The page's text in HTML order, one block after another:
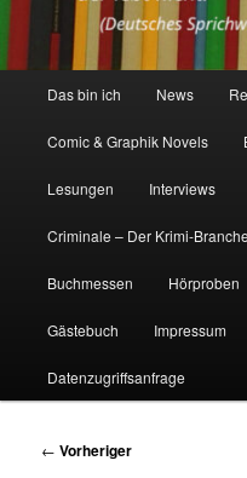
Das bin ich News
Comic & Graphik Novels
Lesungen Interviews
Criminale – Der Krimi-
Buchmessen Hörproben
Gästebuch Impressum
Datenzugriffsanfrage
Beitragsnavigation
← Vorheriger